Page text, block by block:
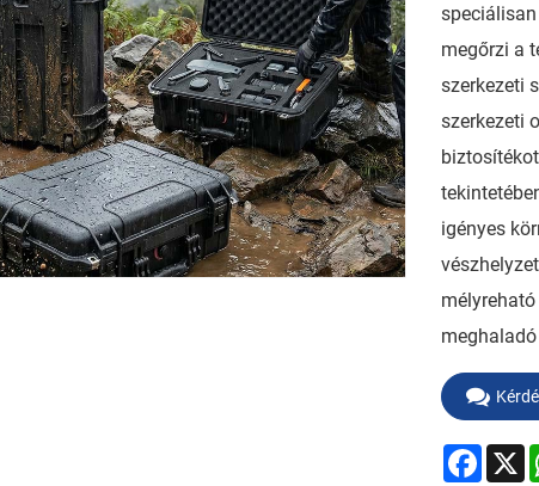
megőrzi a
szerkezeti
szerkezeti
igényes
X